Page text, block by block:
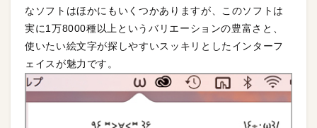
なソフトはほかにもいくつかありますが、このソフトは
実に1万8000種以上というバリエーションの豊富さと、
使いたい絵文字が探しやすいスッキリとしたインターフ
ェイスが魅力です。